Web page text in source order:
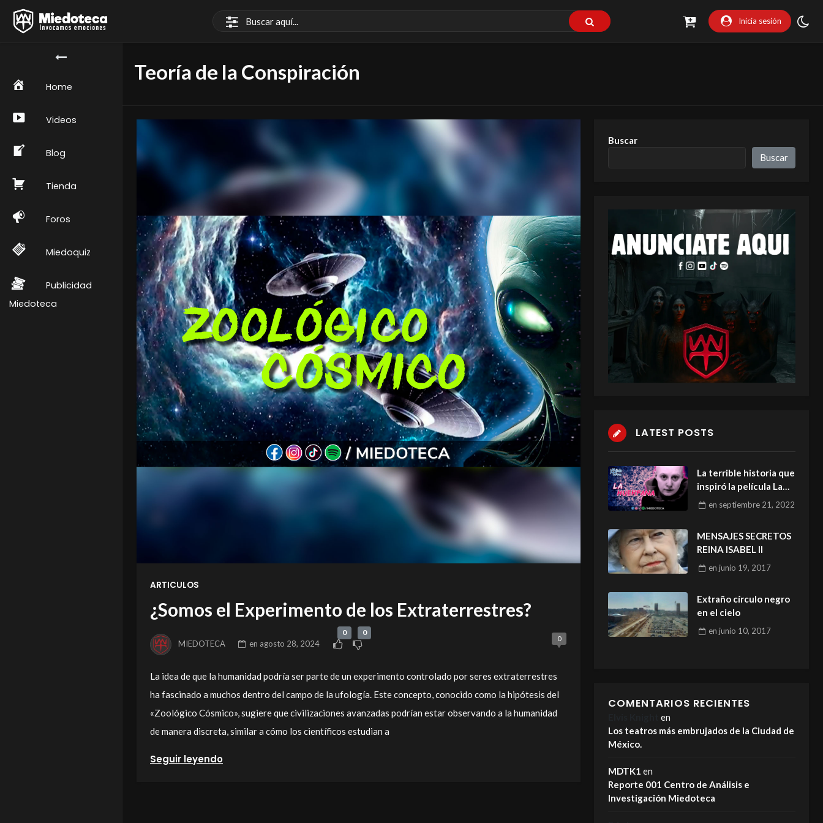
Inicia sesión
Home
Videos
Blog
Tienda
Foros
Miedoquiz
Publicidad
Miedoteca
Teoría de la Conspiración
ARTICULOS
¿Somos el Experimento de los Extraterrestres?
MIEDOTECA en agosto 28, 2024
0 0
0
La idea de que la humanidad podría ser parte de un experimento controlado por seres extraterrestres
ha fascinado a muchos dentro del campo de la ufología. Este concepto, conocido como la hipótesis del
«Zoológico Cósmico», sugiere que civilizaciones avanzadas podrían estar observando a la humanidad
de manera discreta, similar a cómo los científicos estudian a
Seguir leyendo
Buscar
Buscar
LATEST POSTS
La terrible historia que
inspiró la película La
Huérfana.
en septiembre 21, 2022
MENSAJES SECRETOS
REINA ISABEL II
enjunio 19, 2017
Extraño círculo negro
en el cielo
enjunio 10, 2017
COMENTARIOS RECIENTES
en
Los teatros más embrujados de la Ciudad de
México.
MDTK1 en
Reporte 001 Centro de Análisis e
Investigación Miedoteca